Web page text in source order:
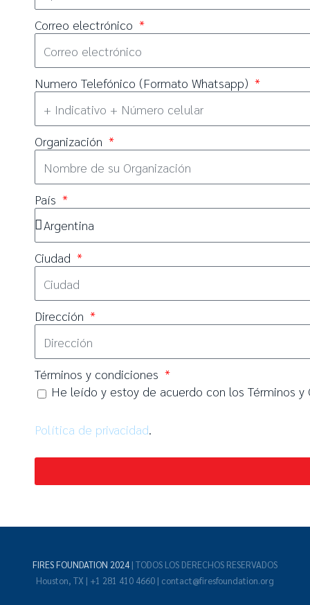
Correo electrónico
Numero Telefónico (Formato Whatsapp)
Organización
País
Ciudad
Dirección
Términos y condiciones
He leído y estoy de acuerdo con los Términos
Política de privacidad.
FIRES FOUNDATION 2024 | TODOS LOS DERECHOS RESERVADOS
Houston, TX | +1 281 410 4660 | contact@firesfoundation.org